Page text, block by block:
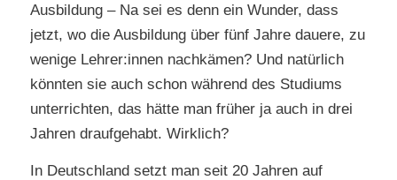
Ausbildung – Na sei es denn ein Wunder, dass
jetzt, wo die Ausbildung über fünf Jahre dauere, zu
wenige Lehrer:innen nachkämen? Und natürlich
könnten sie auch schon während des Studiums
unterrichten, das hätte man früher ja auch in drei
Jahren draufgehabt. Wirklich?
In Deutschland setzt man seit 20 Jahren auf